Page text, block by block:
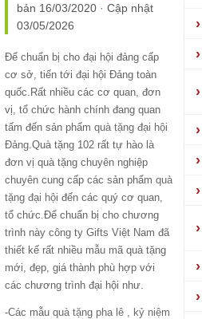
bản 16/03/2020 · Cập nhật
03/05/2026
Để chuẩn bị cho đại hội đảng cấp
cơ sở, tiến tới đại hội Đảng toàn
quốc.Rất nhiều các cơ quan, đơn
vị, tổ chức hành chính đang quan
tấm đến sản phẩm quà tặng đại hội
Đảng.Quà tặng 102 rất tự hào là
đơn vị quà tặng chuyên nghiệp
chuyên cung cấp các sản phẩm quà
tặng đại hội đến các quý cơ quan,
tổ chức.Để chuẩn bị cho chương
trình này công ty Gifts Việt Nam đã
thiết kế rất nhiều mẫu mã quà tặng
mới, đẹp, giá thành phù hợp với
các chương trình đại hội như.
-Các mẫu quà tặng pha lê , kỷ niệm